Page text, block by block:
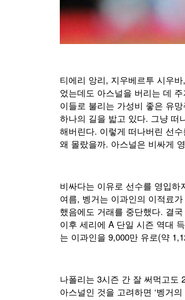
티에리 앙리, 지우베르투 시우
었는데도 아스널을 버리는 데
이들로 불리는 가성비 좋은 유
하나의 길을 밟고 있다. 그냥 떠
해버린다. 이렇게 떠나버린 선
왜 몰랐을까. 아스널은 비싸게
비싸다는 이유로 선수를 영입
여름, 벵거는 이과인의 이적료
했음에도 거래를 중단했다. 결
이후 세리에 A 단일 시즌 역대
는 이과인을 9,000만 유로(약
나폴리는 3시즌 간 잘 써먹고도
아스널인 것을 고려하면 ‘벵거